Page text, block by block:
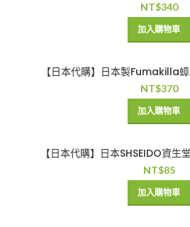
NT$340
加入購物車
【日本代購】日本製Fumakilla
NT$370
加入購物車
【日本代購】日本SHSEIDO資
NT$85
加入購物車